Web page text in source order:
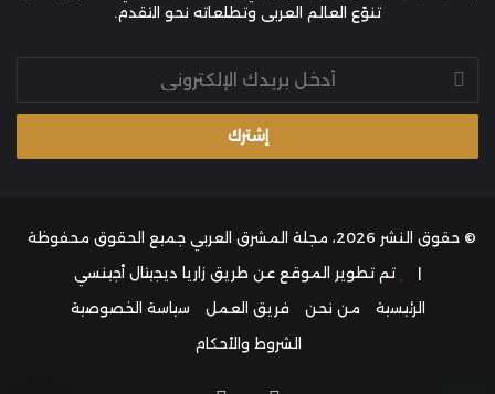
تنوّع العالم العربي وتطلعاته نحو التقدم.
بريدك
الإلكتروني
© حقوق النشر 2026، مجلة المشرق العربي جميع الحقوق محفوظة
|
تم تطوير الموقع عن طريق زاريا ديجيتال أجينسي
الرئيسية
من نحن فريق العمل
سياسة الخصوصية
الشروط والأحكام